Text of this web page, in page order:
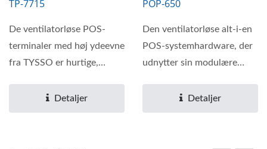
TP-7715
De ventilatorløse POS-
terminaler med høj ydeevne
fra TYSSO er hurtige,
brugervenlige...
Detaljer
POP-650
Den ventilatorløse alt-i-en
POS-systemhardware, der
udnytter sin modulære
Detaljer